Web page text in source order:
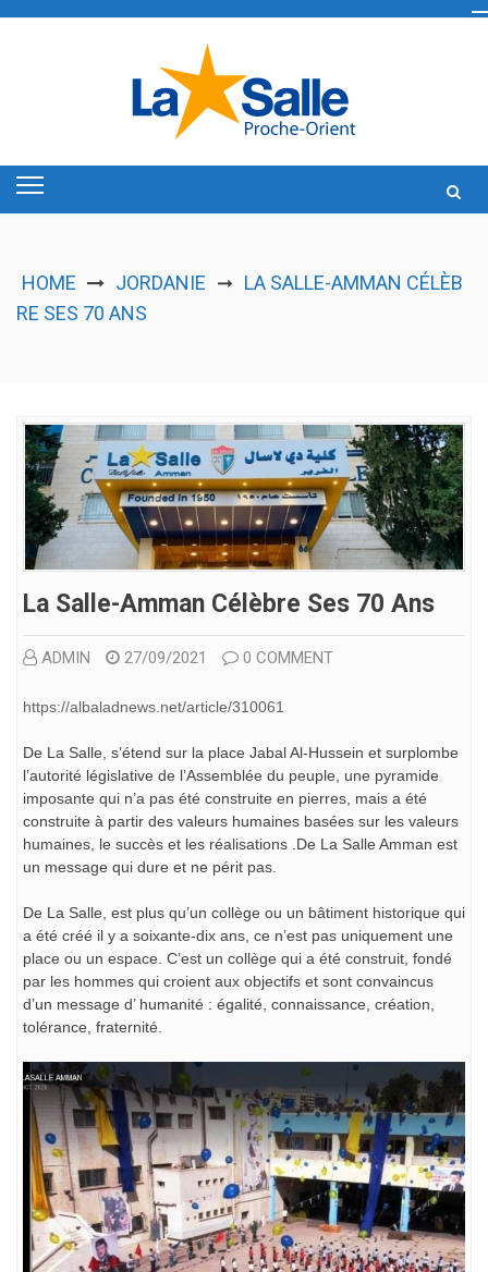
HOME JORDANIE ➞ LA SALLE-AMMAN CÉLÈB
RE SES 70 ANS
La Salle-Amman Célèbre Ses 70 Ans
ADMIN 27/09/2021 0 COMMENT
https://albaladnews.net/article/310061
De La Salle, s’étend sur la place Jabal Al-Hussein et surplombe
l’autorité législative de l’Assemblée du peuple, une pyramide
imposante qui n’a pas été construite en pierres, mais a été
construite à partir des valeurs humaines basées sur les valeurs
humaines, le succès et les réalisations .De La Salle Amman est
un message qui dure et ne périt pas.
De La Salle, est plus qu’un collège ou un bâtiment historique qui
a été créé il y a soixante-dix ans, ce n’est pas uniquement une
place ou un espace. C’est un collège qui a été construit, fondé
par les hommes qui croient aux objectifs et sont convaincus
d’un message d’ humanité : égalité, connaissance, création,
tolérance, fraternité.